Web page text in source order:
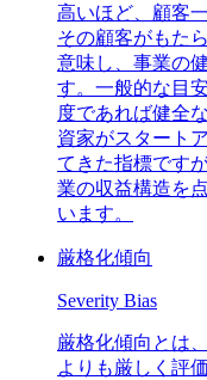
高いほど、顧客
その顧客がもた
意味し、事業の
す。一般的な目
度であれば健全
資家がスタート
てきた指標です
業の収益構造を
います。
厳格化傾向
Severity Bias
厳格化傾向とは
よりも厳しく評